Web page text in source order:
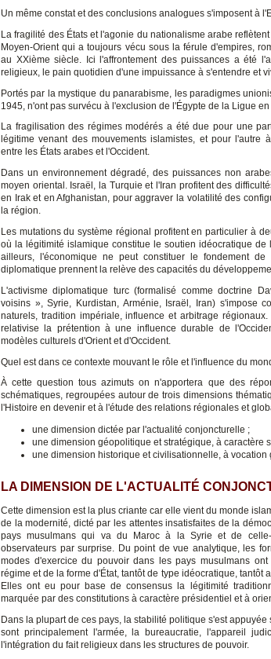
Un même constat et des conclusions analogues s'imposent à
La fragilité des États et l'agonie du nationalisme arabe
Moyen-Orient qui a toujours vécu sous la férule d'empires,
au XXième siècle. Ici l'affrontement des puissances a été
religieux, le pain quotidien d'une impuissance à s'entendre et
Portés par la mystique du panarabisme, les paradigmes
1945, n'ont pas survécu à l'exclusion de l'Égypte de la Ligue en
La fragilisation des régimes modérés a été due pour une
légitime venant des mouvements islamistes, et pour l'autre
entre les États arabes et l'Occident.
Dans un environnement dégradé, des puissances non
moyen oriental. Israël, la Turquie et l'Iran profitent des
en Irak et en Afghanistan, pour aggraver la volatilité des
la région.
Les mutations du système régional profitent en particulier à
où la légitimité islamique constitue le soutien idéocratique de
ailleurs, l'économique ne peut constituer le fondement
diplomatique prennent la relève des capacités du
L'activisme diplomatique turc (formalisé comme doctrine
voisins », Syrie, Kurdistan, Arménie, Israël, Iran) s'impose
naturels, tradition impériale, influence et arbitrage
relativise la prétention à une influence durable de
modèles culturels d'Orient et d'Occident.
Quel est dans ce contexte mouvant le rôle et l'influence du
À cette question tous azimuts on n'apportera que des
schématiques, regroupées autour de trois dimensions
l'Histoire en devenir et à l'étude des relations régionales et
une dimension dictée par l'actualité conjoncturelle ;
une dimension géopolitique et stratégique, à caractère
une dimension historique et civilisationnelle, à vocation
LA DIMENSION DE L'ACTUALITÉ
Cette dimension est la plus criante car elle vient du monde
de la modernité, dicté par les attentes insatisfaites de la
pays musulmans qui va du Maroc à la Syrie et de
observateurs par surprise. Du point de vue analytique, les
modes d'exercice du pouvoir dans les pays musulmans
régime et de la forme d'État, tantôt de type idéocratique, tantôt
Elles ont eu pour base de consensus la légitimité
marquée par des constitutions à caractère présidentiel et à
Dans la plupart de ces pays, la stabilité politique s'est
sont principalement l'armée, la bureaucratie, l'appareil
l'intégration du fait religieux dans les structures de pouvoir.